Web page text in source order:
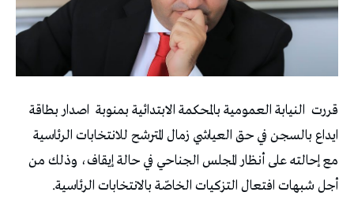
قررت النيابة العمومية بالمحكمة الابتدائية بمنوبة اصدار بطاقة
ايداع بالسجن في حق العياشي زمال المترشح للانتخابات الرئاسية
مع إحالته على أنظار المجلس الجناحي في حالة إيقاف، وذلك من
أجل شبهات افتعال التزكيات الخاصّة بالانتخابات الرئاسية.